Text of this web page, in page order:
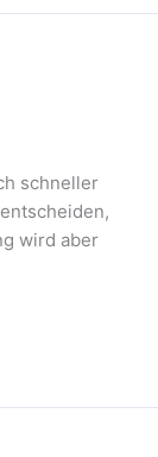
schneller
wird aber